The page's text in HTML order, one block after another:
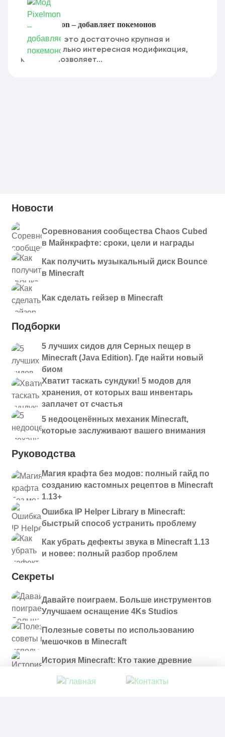
Мод Pixelmon – добавляет покемонов
Pixelmon — это достаточно крупная и
действительно интересная модификация,
которая позволяет...
Новости
Соревнования сообщества Chaos Cubed
в Майнкрафте: сроки, цели и награды
Как получить музыкальный диск Bounce
в Minecraft
Как сделать гейзер в Minecraft
Подборки
5 лучших сидов для Серных пещер в
Minecraft (Java Edition). Где найти новый
биом
Хватит таскать сундуки! 5 модов для
хранения, от которых ваш инвентарь
заплачет от счастья
5 недооценённых механик Minecraft,
которые заслуживают вашего внимания
Руководства
Магия крафта без модов: полный гайд по
созданию кастомных рецептов в Minecraft
1.13+
Ошибка IP Helper Library в Minecraft:
быстрый способ устранить проблему
Как убрать дефекты звука в Minecraft 1.13
и новее: полный разбор проблем
Секреты
Давайте поиграем. Больше инструментов
Улучшаем оснащение 4Ks Studios
Полезные советы по использованию
мешочков в Minecraft
История Minecraft: Кто такие древние